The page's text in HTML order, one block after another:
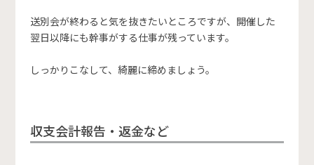
送別会が終わると気を抜きたいところですが、開催した
翌日以降にも幹事がする仕事が残っています。
しっかりこなして、綺麗に締めましょう。
収支会計報告・返金など